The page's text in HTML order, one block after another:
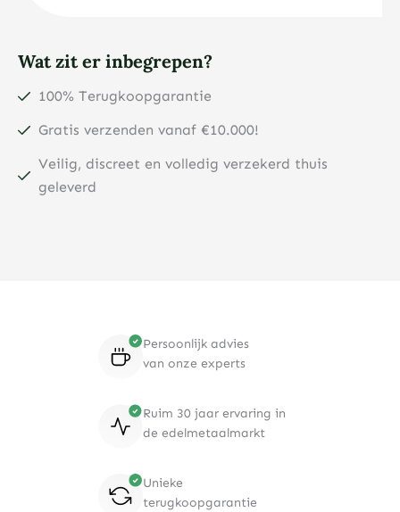
Wat zit er inbegrepen?
100% Terugkoopgarantie
Gratis verzenden vanaf €10.000!
Veilig, discreet en volledig verzekerd thuis
geleverd
Persoonlijk advies
van onze experts
Ruim 30 jaar ervaring in
de edelmetaalmarkt
Unieke
terugkoopgarantie